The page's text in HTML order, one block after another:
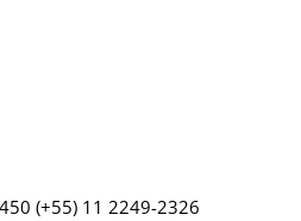
(+55) 11 2249-2326